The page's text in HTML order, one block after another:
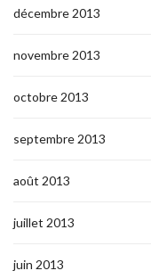
décembre 2013
novembre 2013
octobre 2013
septembre 2013
août 2013
juillet 2013
juin 2013